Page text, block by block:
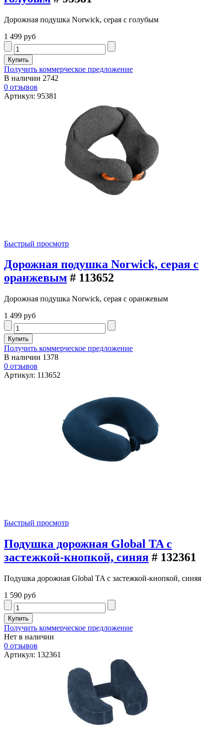
Дорожная подушка Norwick, серая с голубым
1 499 руб
Получить коммерческое предложение
В наличии 2742
0 отзывов
Артикул: 95381
Быстрый просмотр
Дорожная подушка Norwick, серая с
оранжевым # 113652
Дорожная подушка Norwick, серая с оранжевым
1 499 руб
Получить коммерческое предложение
В наличии 1378
0 отзывов
Артикул: 113652
Быстрый просмотр
Подушка дорожная Global TA с
застежкой-кнопкой, синяя # 132361
Подушка дорожная Global TA с застежкой-кнопкой, синяя
1 590 руб
Получить коммерческое предложение
Нет в наличии
0 отзывов
Артикул: 132361